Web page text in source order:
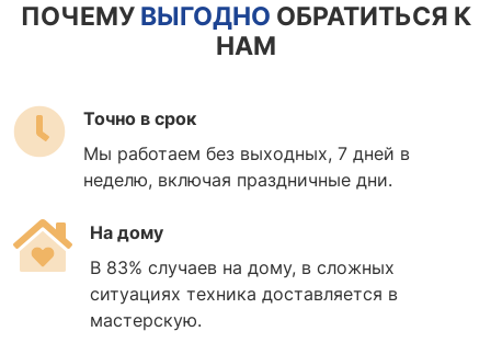
ПОЧЕМУ ВЫГОДНО ОБРАТИТЬСЯ К
НАМ
Точно в срок
Мы работаем без выходных, 7 дней в
неделю, включая праздничные дни.
На дому
В 83% случаев на дому, в сложных
ситуациях техника доставляется в
мастерскую.